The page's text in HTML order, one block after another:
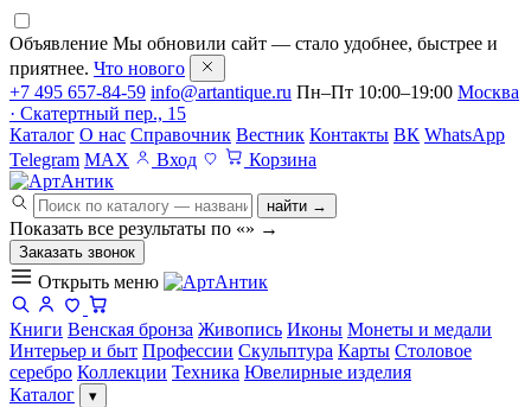
Объявление Мы обновили сайт — стало удобнее, быстрее и
приятнее. Что нового
+7 495 657-84-59 info@artantique.ru Пн–Пт 10:00–19:00 Москва
· Скатертный пер., 15
Каталог О нас Справочник Вестник Контакты ВК WhatsApp
Telegram MAX Вход Корзина
найти →
Показать все результаты по «» →
Заказать звонок
Открыть меню
Книги Венская бронза Живопись Иконы Монеты и медали
Интерьер и быт Профессии Скульптура Карты Столовое
серебро Коллекции Техника Ювелирные изделия
Каталог
▾